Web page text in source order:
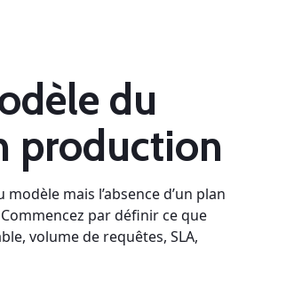
du
production
mais l’absence d’un plan
par définir ce que
volume de requêtes, SLA,